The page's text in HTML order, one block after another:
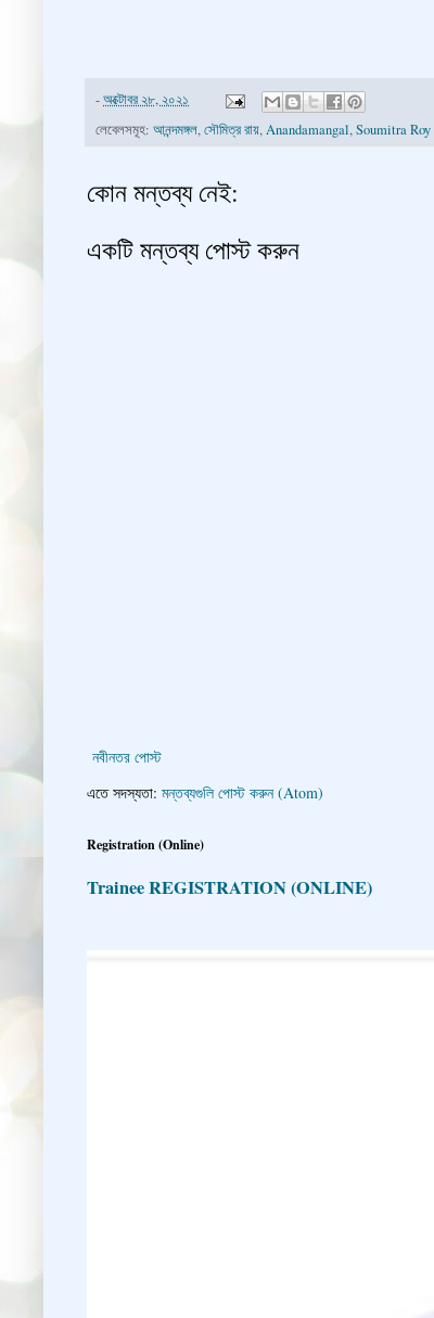
-অক্টোবর ২৮, ২০২১
লেবেলসমূহ: আনন্দমঙ্গল,সৌমিত্র রায়,Anandamangal,Soumitra Roy
কোন মন্তব্য নেই:
একটি মন্তব্য পোস্ট করুন
নবীনতর পোস্ট
এতে সদস্যতা: মন্তব্যগুলি পোস্ট করুন (Atom)
Registration (Online)
Trainee REGISTRATION (ONLINE)
👇 👉 Click